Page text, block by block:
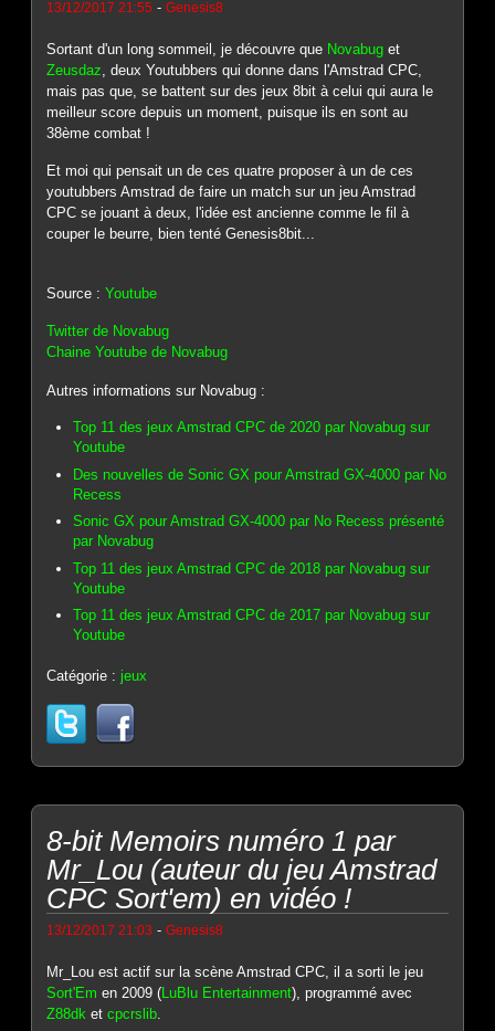
13/12/2017 21:55 -Genesis8
Sortant d'un long sommeil, je découvre que Novabug et
Zeusdaz , deux Youtubbers qui donne dans l'Amstrad CPC,
mais pas que, se battent sur des jeux 8bit à celui qui aura le
meilleur score depuis un moment, puisque ils en sont au
38ème combat !
Et moi qui pensait un de ces quatre proposer à un de ces
youtubbers Amstrad de faire un match sur un jeu Amstrad
CPC se jouant à deux, l'idée est ancienne comme le fil à
couper le beurre, bien tenté Genesis8bit...
Source :Youtube
Twitter de Novabug
Chaine Youtube de Novabug
Autres informations sur Novabug :
Top 11 des jeux Amstrad CPC de 2020 par Novabug sur
Youtube
Des nouvelles de Sonic GX pour Amstrad GX-4000 par No
Recess
Sonic GX pour Amstrad GX-4000 par No Recess présenté
par Novabug
Top 11 des jeux Amstrad CPC de 2018 par Novabug sur
Youtube
Top 11 des jeux Amstrad CPC de 2017 par Novabug sur
Youtube
Catégorie :jeux
8-bit Memoirs numéro 1 par
Mr_Lou (auteur du jeu Amstrad
CPC Sort'em) en vidéo !
13/12/2017 21:03 -Genesis8
Mr_Lou est actif sur la scène Amstrad CPC, il a sorti le jeu
Sort'Em en 2009 (LuBlu Entertainment), programmé avec
Z88dk etcpcrslib.